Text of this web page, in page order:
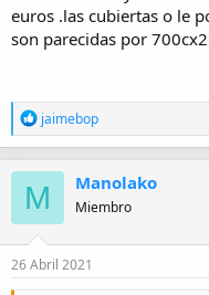
euros .las cubiertas o le
son parecidas por
R
e
a
c
c
i
o
n
e
s
jaimebop
M Manolako
Miembro
26 Abril 2021